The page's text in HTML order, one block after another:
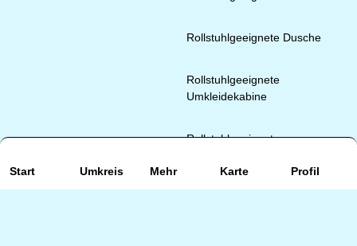
Start Umkreis Mehr Karte Profil
Rollstuhlgeeignete Dusche
Rollstuhlgeeignete
Umkleidekabine
Rollstuhlgeeignete